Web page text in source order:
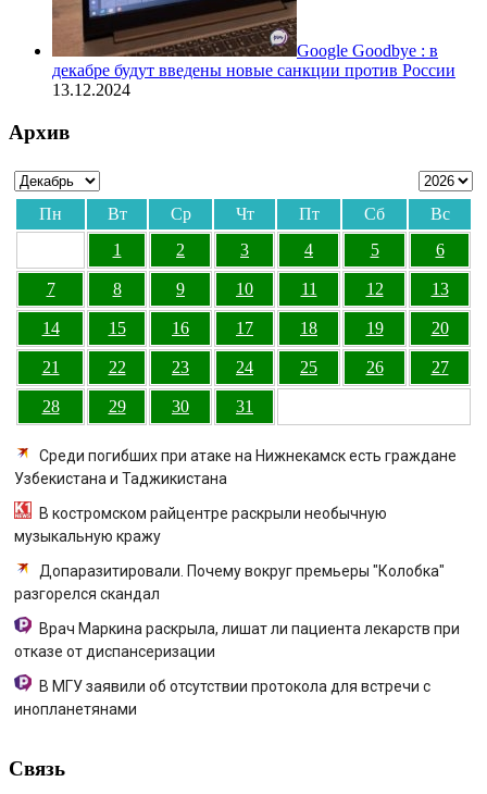
Google Goodbye : в
декабре будут введены новые санкции против России
13.12.2024
Архив
Пн Вт Ср Чт Пт Сб
Вс
1
2 3 4 5 6
7 8 9 10 11 12 13
14 15 16 17 18 19 20
21 22 23 24 25 26 27
28 29 30 31
Среди погибших при атаке на Нижнекамск есть граждане
Узбекистана и Таджикистана
В костромском райцентре раскрыли необычную
музыкальную кражу
Допаразитировали. Почему вокруг премьеры "Колобка"
разгорелся скандал
Врач Маркина раскрыла, лишат ли пациента лекарств при
отказе от диспансеризации
В МГУ заявили об отсутствии протокола для встречи с
инопланетянами
Связь